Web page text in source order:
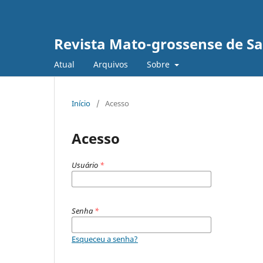
Revista Mato-grossense de
Atual Arquivos Sobre
Início / Acesso
Acesso
Usuário *
Senha *
Esqueceu a senha?